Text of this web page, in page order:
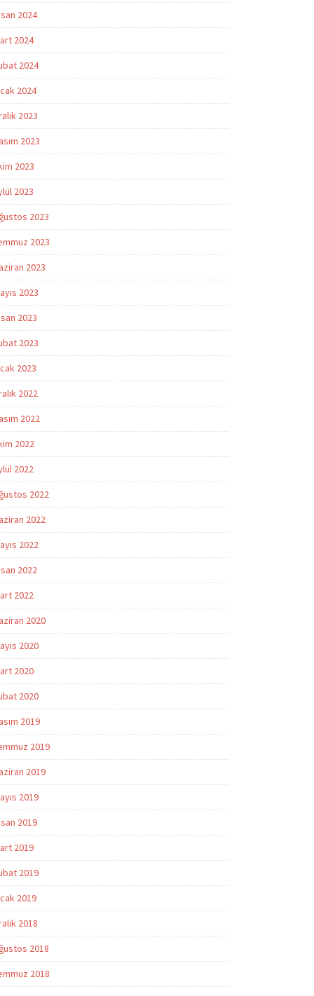
2024
2024
2024
2024
2023
2023
2023
2023
2023
2023
2023
2023
2023
2023
2023
2022
2022
2022
2022
2022
2022
2022
2022
2022
2020
2020
2020
2020
2019
2019
2019
2019
2019
2019
2019
2019
2018
2018
2018